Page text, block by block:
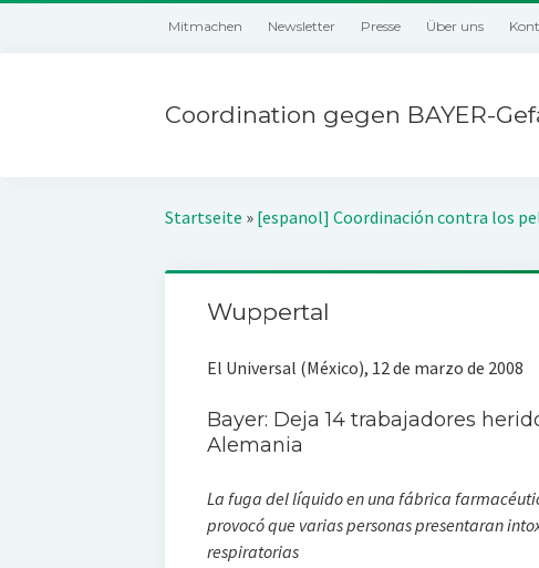
Mitmachen Newsletter Presse Über uns
Coordination gegen BAYER-
Startseite » [espanol] Coordinación contra los
Wuppertal
El Universal (México), 12 de marzo de 2008
Bayer: Deja 14 trabajadores
Alemania
La fuga del líquido en una fábrica
provocó que varias personas presentaran
respiratorias